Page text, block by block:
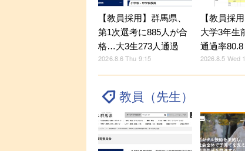
【教員採用】群馬県、
第1次選考に885人が合
格…大3生273人通過
2026.8.6 Thu 9:15
【教員採
大学3年生
通過率80.8
2026.8.5 Wed
教員（先生）